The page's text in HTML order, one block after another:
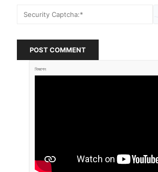
POST COMMENT
বিজ্ঞাপন